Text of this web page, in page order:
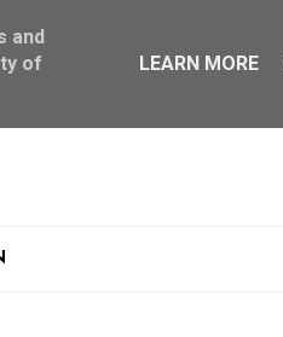
and
of
LEARN MORE